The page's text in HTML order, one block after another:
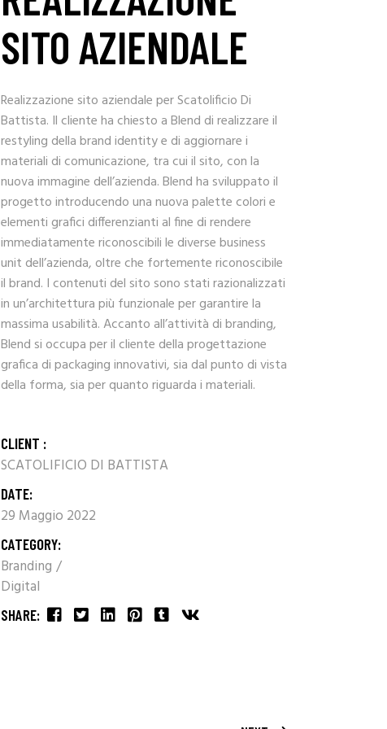
SITO AZIENDALE
Realizzazione sito aziendale per Scatolificio Di
Battista. Il cliente ha chiesto a Blend di realizzare il
restyling della brand identity e di aggiornare i
materiali di comunicazione, tra cui il sito, con la
nuova immagine dell’azienda. Blend ha sviluppato il
progetto introducendo una nuova palette colori e
elementi grafici differenzianti al fine di rendere
immediatamente riconoscibili le diverse business
unit dell’azienda, oltre che fortemente riconoscibile
il brand. I contenuti del sito sono stati razionalizzati
in un’architettura più funzionale per garantire la
massima usabilità. Accanto all’attività di branding,
Blend si occupa per il cliente della progettazione
grafica di packaging innovativi, sia dal punto di vista
della forma, sia per quanto riguarda i materiali.
CLIENT :
SCATOLIFICIO DI BATTISTA
DATE:
29 Maggio 2022
CATEGORY:
Branding
Digital
SHARE: